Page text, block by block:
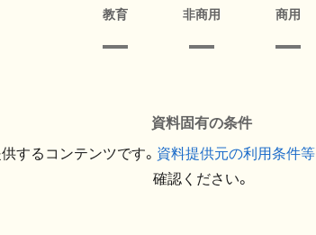
教育 非商用 商用
資料固有の条件
するコンテンツです。 資料提供元の利用条件等
確認ください。